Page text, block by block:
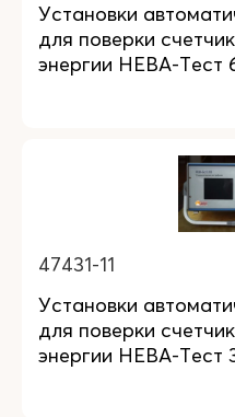
Установки
для поверки
энергии НЕВА-Тест
47431-11
Установки
для поверки
энергии НЕВА-Тест